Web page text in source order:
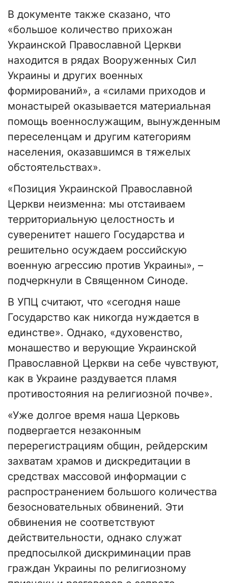
В документе также сказано, что
«большое количество прихожан
Украинской Православной Церкви
находится в рядах Вооруженных Сил
Украины и других военных
формирований», а «силами приходов и
монастырей оказывается материальная
помощь военнослужащим, вынужденным
переселенцам и другим категориям
населения, оказавшимся в тяжелых
обстоятельствах».
«Позиция Украинской Православной
Церкви неизменна: мы отстаиваем
территориальную целостность и
суверенитет нашего Государства и
решительно осуждаем российскую
военную агрессию против Украины», –
подчеркнули в Священном Синоде.
В УПЦ считают, что «сегодня наше
Государство как никогда нуждается в
единстве». Однако, «духовенство,
монашество и верующие Украинской
Православной Церкви на себе чувствуют,
как в Украине раздувается пламя
противостояния на религиозной почве».
«Уже долгое время наша Церковь
подвергается незаконным
перерегистрациям общин, рейдерским
захватам храмов и дискредитации в
средствах массовой информации с
распространением большого количества
безосновательных обвинений. Эти
обвинения не соответствуют
действительности, однако служат
предпосылкой дискриминации прав
граждан Украины по религиозному